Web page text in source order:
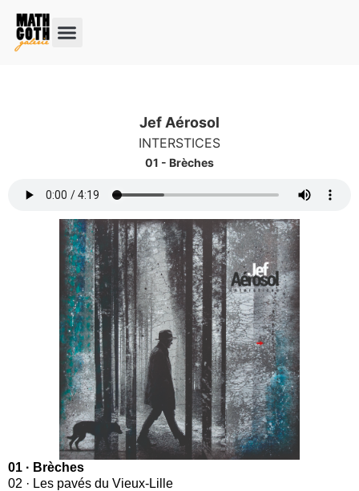
Jef Aérosol
INTERSTICES
01 - Brèches
01 · Brèches
02 · Les pavés du Vieux-Lille